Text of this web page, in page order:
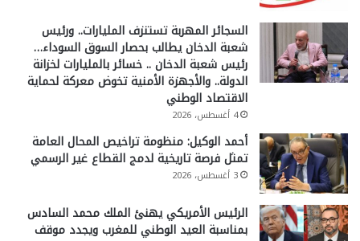
السجائر المهربة تستنزف المليارات.. ورئيس
شعبة الدخان يطالب بحصار السوق السوداء…
رئيس شعبة الدخان .. خسائر بالمليارات لخزانة
الدولة.. والأجهزة الأمنية تخوض معركة لحماية
الاقتصاد الوطني
4 أغسطس، 2026
أحمد الوكيل: منظومة تراخيص المحال العامة
تمثل فرصة تاريخية لدمج القطاع غير الرسمي
3 أغسطس، 2026
الرئيس الأمريكي يهنئ الملك محمد السادس
بمناسبة العيد الوطني للمغرب ويجدد موقف